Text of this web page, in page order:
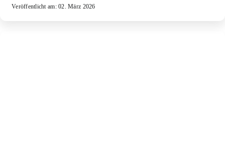
Veröffentlicht am: 02. März 2026